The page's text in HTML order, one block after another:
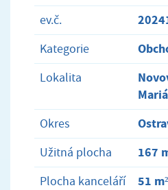
ev.č.
Kategorie
Lokalita
Okres
Užitná plocha 167
Plocha kanceláří 51 m²